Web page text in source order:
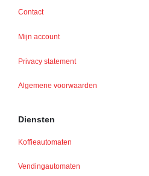
Contact
Mijn account
Privacy statement
Algemene voorwaarden
Diensten
Koffieautomaten
Vendingautomaten